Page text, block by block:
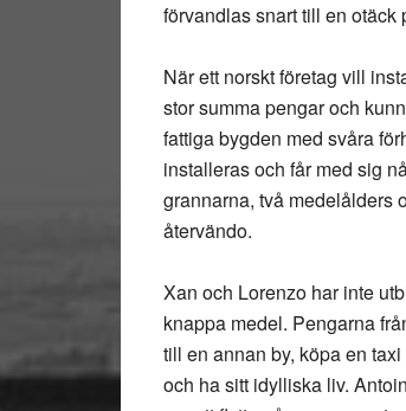
förvandlas snart till en otäck
När ett norskt företag vill
stor summa pengar och
fattiga bygden med svåra
installeras och får med sig
grannarna, två medelålders
återvändo.
Xan och Lorenzo har inte
knappa medel. Pengarna
till en annan by, köpa en
och ha sitt idylliska liv.